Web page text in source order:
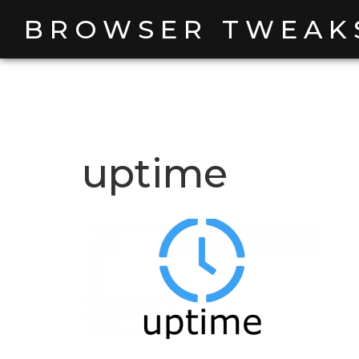
BROWSER
uptime